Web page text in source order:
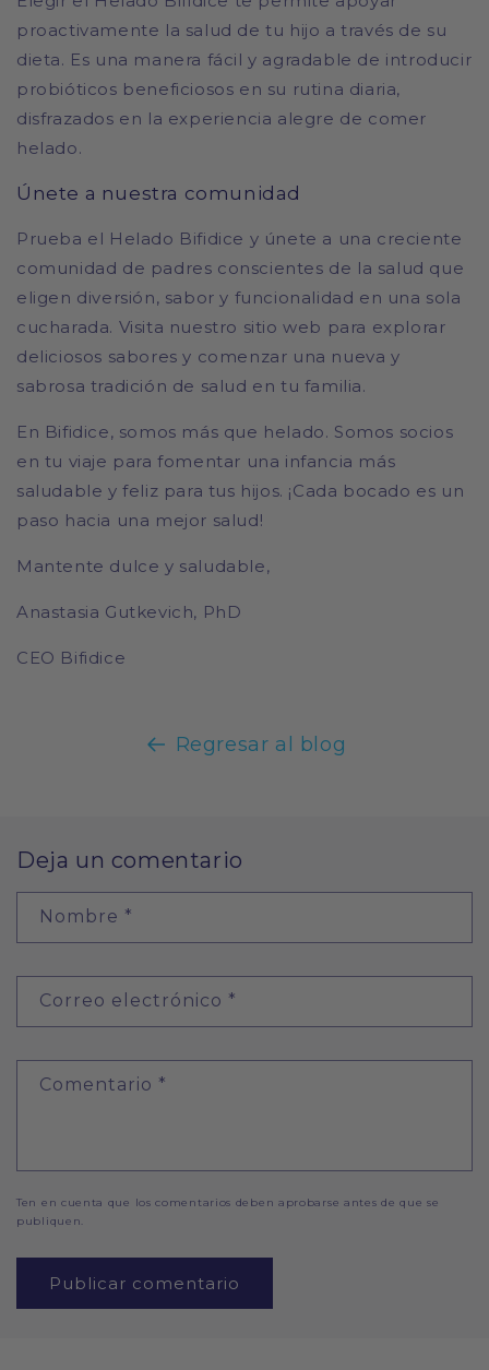
proactivamente la salud de tu hijo a través de su
dieta. Es una manera fácil y agradable de introducir
probióticos beneficiosos en su rutina diaria,
disfrazados en la experiencia alegre de comer
helado.
Únete a nuestra comunidad
Prueba el Helado Bifidice y únete a una creciente
comunidad de padres conscientes de la salud que
eligen diversión, sabor y funcionalidad en una sola
cucharada. Visita nuestro sitio web para explorar
deliciosos sabores y comenzar una nueva y
sabrosa tradición de salud en tu familia.
En Bifidice, somos más que helado. Somos socios
en tu viaje para fomentar una infancia más
saludable y feliz para tus hijos. ¡Cada bocado es un
paso hacia una mejor salud!
Mantente dulce y saludable,
Anastasia Gutkevich, PhD
CEO Bifidice
Regresar al blog
Deja un comentario
Nombre *
Correo electrónico *
Comentario *
Ten en cuenta que los comentarios deben aprobarse antes de que se
publiquen.